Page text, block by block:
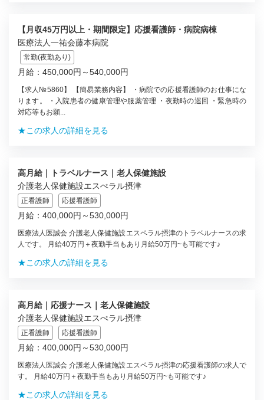
【月収45万円以上・期間限定】応援看護師・病院病棟
医療法人一祐会藤本病院
常勤(夜勤あり)
月給：450,000円～540,000円
【求人№5860】 【簡易業務内容】 ・病院での応援看護師のお仕事にな
ります。 ・入院患者の健康管理や服薬管理 ・夜勤時の巡回 ・緊急時の
対応等もお願...
★この求人の詳細を見る
高月給｜トラベルナース｜老人保健施設
介護老人保健施設エスぺラル摂津
正看護師 応援看護師
月給：400,000円～530,000円
医療法人医誠会 介護老人保健施設エスペラル摂津のトラベルナースの求
人です。 月給40万円＋夜勤手当もあり月給50万円~も可能です♪
★この求人の詳細を見る
高月給｜応援ナース｜老人保健施設
介護老人保健施設エスぺラル摂津
正看護師 応援看護師
月給：400,000円～530,000円
医療法人医誠会 介護老人保健施設エスペラル摂津の応援看護師の求人で
す。 月給40万円＋夜勤手当もあり月給50万円~も可能です♪
★この求人の詳細を見る